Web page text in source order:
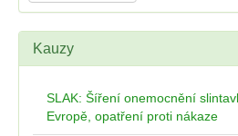
Kauzy
SLAK: Šíření onemocnění
Evropě, opatření proti nákaze